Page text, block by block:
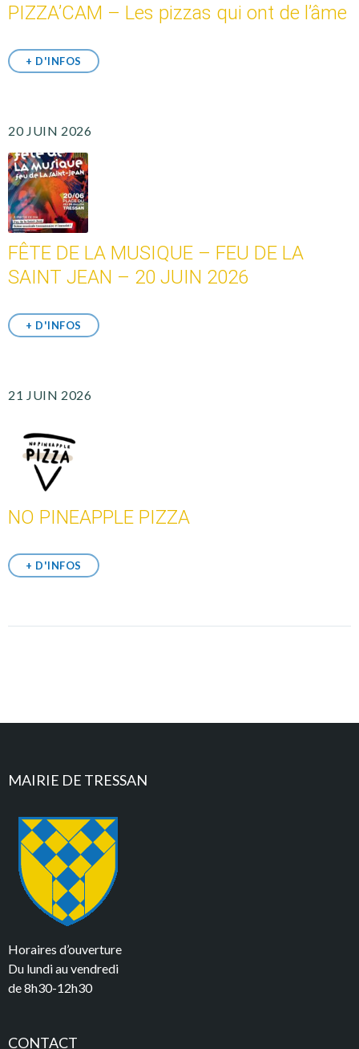
PIZZA’CAM – Les pizzas qui ont de l’âme
+ D'INFOS
20 JUIN 2026
FÊTE DE LA MUSIQUE – FEU DE LA
SAINT JEAN – 20 JUIN 2026
+ D'INFOS
21 JUIN 2026
NO PINEAPPLE PIZZA
+ D'INFOS
MAIRIE DE TRESSAN
Horaires d’ouverture
Du lundi au vendredi
de 8h30-12h30
CONTACT